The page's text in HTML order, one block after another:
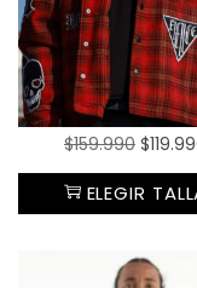
$159.990 $
ELEGIR